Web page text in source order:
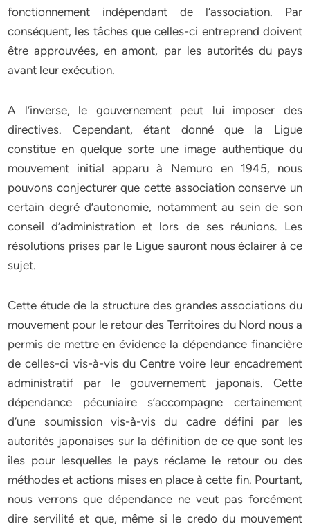
fonctionnement indépendant de l’association. Par
conséquent, les tâches que celles-ci entreprend doivent
être approuvées, en amont, par les autorités du pays
avant leur exécution.
A l’inverse, le gouvernement peut lui imposer des
directives. Cependant, étant donné que la Ligue
constitue en quelque sorte une image authentique du
mouvement initial apparu à Nemuro en 1945, nous
pouvons conjecturer que cette association conserve un
certain degré d’autonomie, notamment au sein de son
conseil d’administration et lors de ses réunions. Les
résolutions prises par le Ligue sauront nous éclairer à ce
sujet.
Cette étude de la structure des grandes associations du
mouvement pour le retour des Territoires du Nord nous a
permis de mettre en évidence la dépendance financière
de celles-ci vis-à-vis du Centre voire leur encadrement
administratif par le gouvernement japonais. Cette
dépendance pécuniaire s’accompagne certainement
d’une soumission vis-à-vis du cadre défini par les
autorités japonaises sur la définition de ce que sont les
îles pour lesquelles le pays réclame le retour ou des
méthodes et actions mises en place à cette fin. Pourtant,
nous verrons que dépendance ne veut pas forcément
dire servilité et que, même si le credo du mouvement